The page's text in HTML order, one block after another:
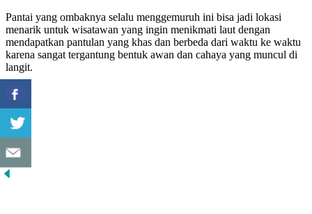
Pantai yang ombaknya selalu menggemuruh ini bisa jadi lokasi
menarik untuk wisatawan yang ingin menikmati laut dengan
mendapatkan pantulan yang khas dan berbeda dari waktu ke waktu
karena sangat tergantung bentuk awan dan cahaya yang muncul di
langit.